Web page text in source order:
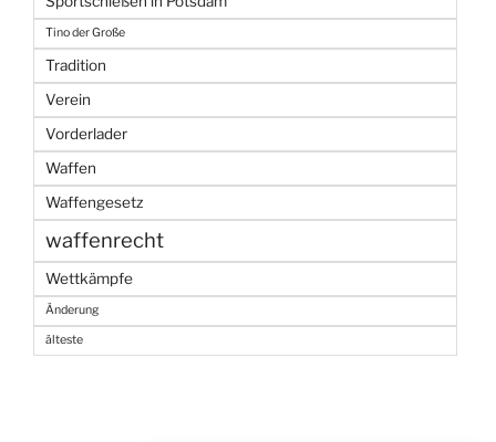
Tino der Große
Tradition
Verein
Vorderlader
Waffen
Waffengesetz
waffenrecht
Wettkämpfe
Änderung
älteste